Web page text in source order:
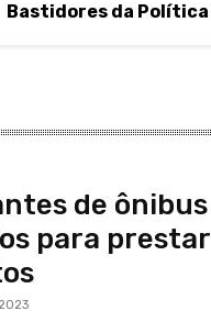
Bastidores da Política
de ônibus
para prestar